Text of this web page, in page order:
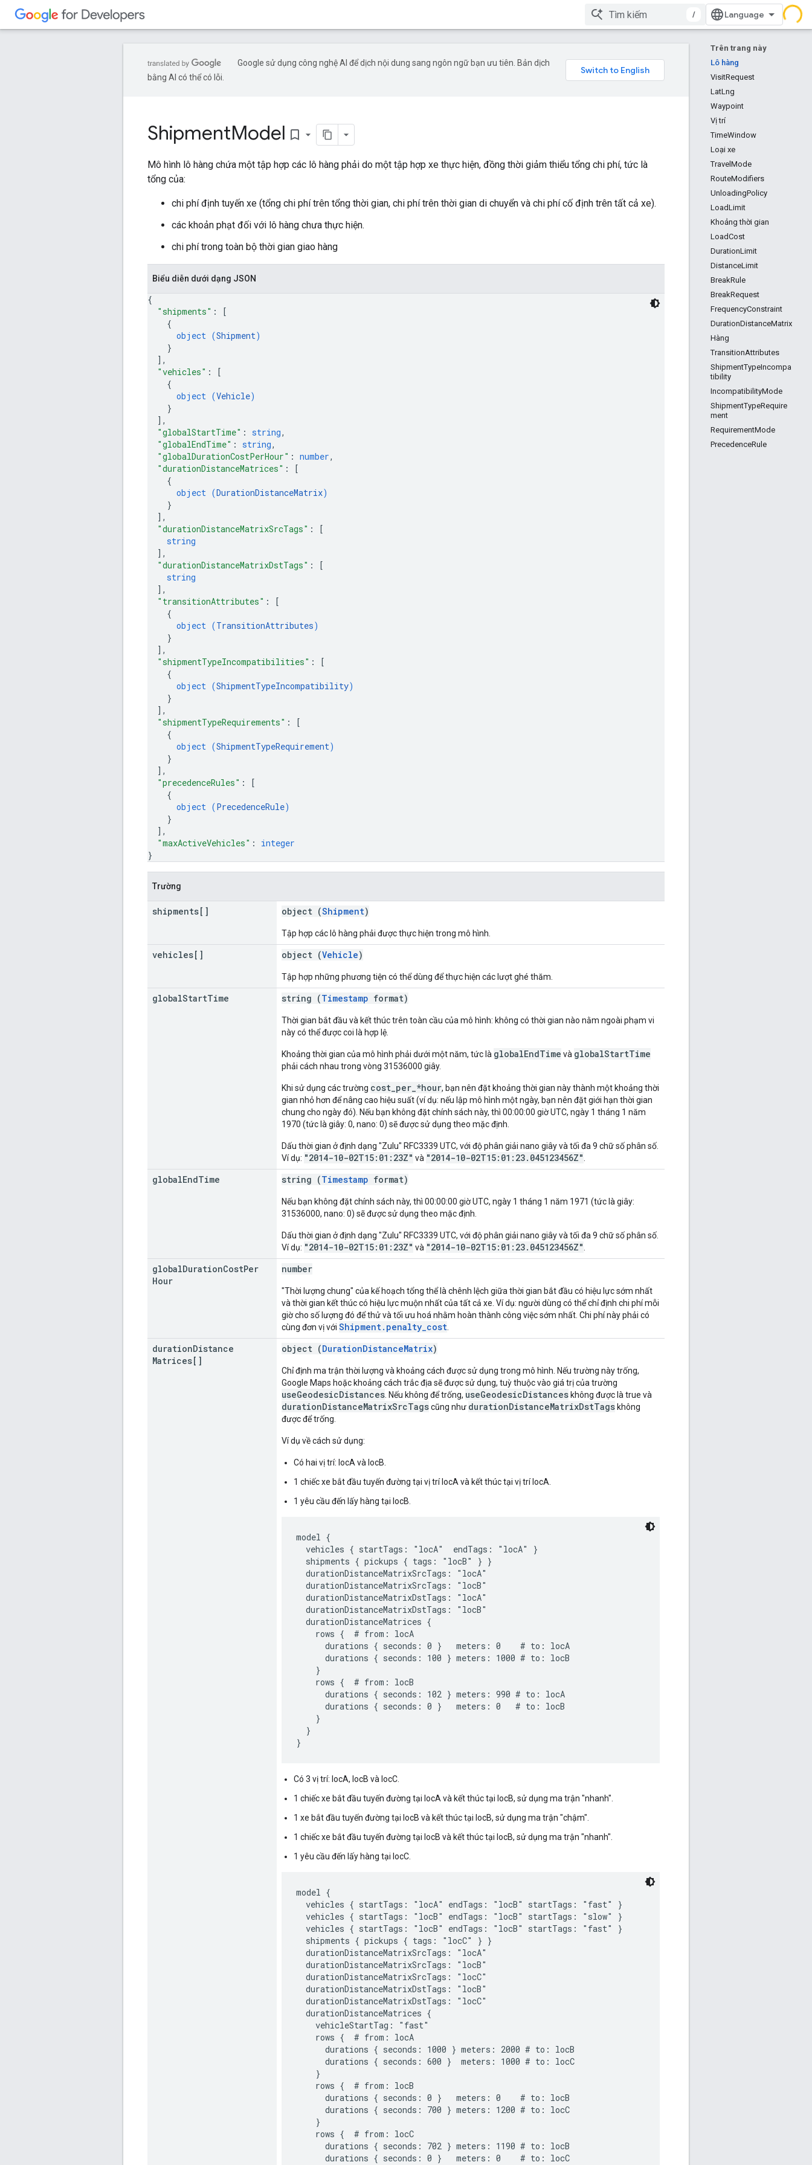
/
Trên trang này
Lô hàng
VisitRequest
LatLng
Waypoint
Vị trí
TimeWindow
Loại xe
TravelMode
RouteModifiers
UnloadingPolicy
LoadLimit
Khoảng thời gian
LoadCost
DurationLimit
DistanceLimit
BreakRule
BreakRequest
FrequencyConstraint
DurationDistanceMatrix
Hàng
TransitionAttributes
ShipmentTypeIncompa
tibility
IncompatibilityMode
ShipmentTypeRequire
ment
RequirementMode
PrecedenceRule
Google sử dụng công nghệ AI để dịch nội dung sang ngôn ngữ bạn ưu tiên. Bản dịch
bằng AI có thể có lỗi.
ShipmentModel bookmark_border
Mô hình lô hàng chứa một tập hợp các lô hàng phải do một tập hợp xe thực hiện, đồng thời giảm thiểu tổng chi phí, tức là
tổng của:
chi phí định tuyến xe (tổng chi phí trên tổng thời gian, chi phí trên thời gian di chuyển và chi phí cố định trên tất cả xe).
các khoản phạt đối với lô hàng chưa thực hiện.
chi phí trong toàn bộ thời gian giao hàng
Biểu diễn dưới dạng JSON
{
"shipments" :
[
{
object (Shipment)
}
] ,
"vehicles" :
[
{
object (Vehicle)
}
] ,
"globalStartTime" : string,
"globalEndTime" : string,
"globalDurationCostPerHour" : number,
"durationDistanceMatrices" :
[
{
object (DurationDistanceMatrix)
}
] ,
"durationDistanceMatrixSrcTags" :
[
string
] ,
"durationDistanceMatrixDstTags" :
[
string
] ,
"transitionAttributes" :
[
{
object (TransitionAttributes)
}
] ,
"shipmentTypeIncompatibilities" :
[
{
object (ShipmentTypeIncompatibility)
}
] ,
"shipmentTypeRequirements" :
[
{
object (ShipmentTypeRequirement)
}
] ,
"precedenceRules" :
[
{
object (PrecedenceRule)
}
] ,
"maxActiveVehicles" : integer
}
Trường
shipments[] object (Shipment)
Tập hợp các lô hàng phải được thực hiện trong mô hình.
vehicles[] object (Vehicle)
Tập hợp những phương tiện có thể dùng để thực hiện các lượt ghé thăm.
globalStartTime string (Timestamp format)
Thời gian bắt đầu và kết thúc trên toàn cầu của mô hình: không có thời gian nào nằm ngoài phạm vi
này có thể được coi là hợp lệ.
Khoảng thời gian của mô hình phải dưới một năm, tức là globalEndTime và globalStartTime
phải cách nhau trong vòng 31536000 giây.
Khi sử dụng các trường cost_per_*hour, bạn nên đặt khoảng thời gian này thành một khoảng thời
gian nhỏ hơn để nâng cao hiệu suất (ví dụ: nếu lập mô hình một ngày, bạn nên đặt giới hạn thời gian
chung cho ngày đó). Nếu bạn không đặt chính sách này, thì 00:00:00 giờ UTC, ngày 1 tháng 1 năm
1970 (tức là giây: 0, nano: 0) sẽ được sử dụng theo mặc định.
Dấu thời gian ở định dạng "Zulu" RFC3339 UTC, với độ phân giải nano giây và tối đa 9 chữ số phân số.
Ví dụ: "2014-10-02T15:01:23Z" và "2014-10-02T15:01:23.045123456Z"
globalEndTime string (Timestamp format)
Nếu bạn không đặt chính sách này, thì 00:00:00 giờ UTC, ngày 1 tháng 1 năm 1971 (tức là giây:
31536000, nano: 0) sẽ được sử dụng theo mặc định.
Dấu thời gian ở định dạng "Zulu" RFC3339 UTC, với độ phân giải nano giây và tối đa 9 chữ số phân số.
Ví dụ: "2014-10-02T15:01:23Z" và "2014-10-02T15:01:23.045123456Z"
globalDurationCostPer
Hour
number
"Thời lượng chung" của kế hoạch tổng thể là chênh lệch giữa thời gian bắt đầu có hiệu lực sớm nhất
và thời gian kết thúc có hiệu lực muộn nhất của tất cả xe. Ví dụ: người dùng có thể chỉ định chi phí mỗi
giờ cho số lượng đó để thử và tối ưu hoá nhằm hoàn thành công việc sớm nhất. Chi phí này phải có
cùng đơn vị với Shipment.penalty_cost
durationDistance
Matrices[]
object (DurationDistanceMatrix)
Chỉ định ma trận thời lượng và khoảng cách được sử dụng trong mô hình. Nếu trường này trống,
Google Maps hoặc khoảng cách trắc địa sẽ được sử dụng, tuỳ thuộc vào giá trị của trường
useGeodesicDistances . Nếu không để trống, useGeodesicDistances không được là true và
durationDistanceMatrixSrcTagscũng như durationDistanceMatrixDstTags không
được để trống.
Ví dụ về cách sử dụng:
Có hai vị trí: locA và locB.
1 chiếc xe bắt đầu tuyến đường tại vị trí locA và kết thúc tại vị trí locA.
1 yêu cầu đến lấy hàng tại locB.
model {
  vehicles { startTags: "locA"  endTags: "locA" }
  shipments { pickups { tags: "locB" } }
  durationDistanceMatrixSrcTags: "locA"
  durationDistanceMatrixSrcTags: "locB"
  durationDistanceMatrixDstTags: "locA"
  durationDistanceMatrixDstTags: "locB"
  durationDistanceMatrices {
    rows {  # from: locA
      durations { seconds: 0 }   meters: 0    # to: locA
      durations { seconds: 100 } meters: 1000 # to: locB
    }
    rows {  # from: locB
      durations { seconds: 102 } meters: 990 # to: locA
      durations { seconds: 0 }   meters: 0   # to: locB
    }
  }
Có 3 vị trí: locA, locB và locC.
1 chiếc xe bắt đầu tuyến đường tại locA và kết thúc tại locB, sử dụng ma trận "nhanh".
1 xe bắt đầu tuyến đường tại locB và kết thúc tại locB, sử dụng ma trận "chậm".
1 chiếc xe bắt đầu tuyến đường tại locB và kết thúc tại locB, sử dụng ma trận "nhanh".
1 yêu cầu đến lấy hàng tại locC.
model {
  vehicles { startTags: "locA" endTags: "locB" startTags: "fast" }
  vehicles { startTags: "locB" endTags: "locB" startTags: "slow" }
  vehicles { startTags: "locB" endTags: "locB" startTags: "fast" }
  shipments { pickups { tags: "locC" } }
  durationDistanceMatrixSrcTags: "locA"
  durationDistanceMatrixSrcTags: "locB"
  durationDistanceMatrixSrcTags: "locC"
  durationDistanceMatrixDstTags: "locB"
  durationDistanceMatrixDstTags: "locC"
  durationDistanceMatrices {
    vehicleStartTag: "fast"
    rows {  # from: locA
      durations { seconds: 1000 } meters: 2000 # to: locB
      durations { seconds: 600 }  meters: 1000 # to: locC
    }
    rows {  # from: locB
      durations { seconds: 0 }   meters: 0    # to: locB
      durations { seconds: 700 } meters: 1200 # to: locC
    }
    rows {  # from: locC
      durations { seconds: 702 } meters: 1190 # to: locB
      durations { seconds: 0 }   meters: 0    # to: locC